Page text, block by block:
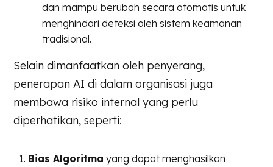
dan mampu berubah secara otomatis untuk
menghindari deteksi oleh sistem keamanan
tradisional.
Selain dimanfaatkan oleh penyerang,
penerapan AI di dalam organisasi juga
membawa risiko internal yang perlu
diperhatikan, seperti:
Bias Algoritma yang dapat menghasilkan